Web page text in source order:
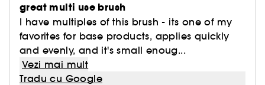
great multi use brush
I have multiples of this brush - its one of my
favorites for base products, applies quickly
and evenly, and it's small enoug...
Vezi mai mult
Tradu cu Google